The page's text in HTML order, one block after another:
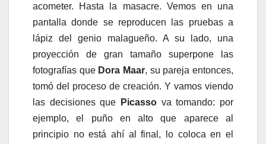
acometer. Hasta la masacre. Vemos en una
pantalla donde se reproducen las pruebas a
lápiz del genio malagueño. A su lado, una
proyección de gran tamaño superpone las
fotografías que Dora Maar, su pareja entonces,
tomó del proceso de creación. Y vamos viendo
las decisiones que
Picasso va tomando: por
ejemplo, el puño en alto que aparece al
principio no está ahí al final, lo coloca en el